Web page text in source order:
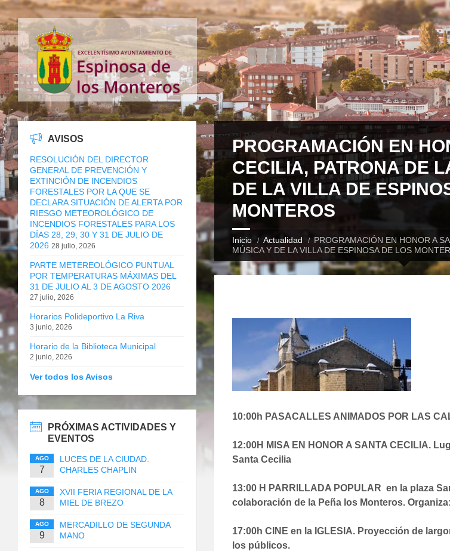
PROGRAMACIÓN EN
CECILIA, PATRONA DE
DE LA VILLA DE
MONTEROS
Inicio Actualidad
PROGRAMACIÓN EN HONOR A
MÚSICA Y DE LA VILLA DE ESPINOSA DE LOS
10:00h PASACALLES ANIMADOS POR LAS
12:00H MISA EN HONOR A SANTA CECILIA.
Santa Cecilia
13:00 H PARRILLADA POPULAR en la plaza
colaboración de la Peña los Monteros.
17:00h CINE en la IGLESIA. Proyección de
los públicos.
AVISOS
RESOLUCIÓN DEL DIRECTOR
GENERAL DE PREVENCIÓN Y
EXTINCIÓN DE INCENDIOS
FORESTALES POR LA QUE SE
DECLARA SITUACIÓN DE ALERTA POR
RIESGO METEOROLÓGICO DE
INCENDIOS FORESTALES PARA LOS
DÍAS 28, 29, 30 Y 31 DE JULIO DE
2026 28 julio, 2026
PARTE METEREOLÓGICO PUNTUAL
POR TEMPERATURAS MÁXIMAS DEL
31 DE JULIO AL 3 DE AGOSTO 2026
27 julio, 2026
Horarios Polideportivo La Riva
3 junio, 2026
Horario de la Biblioteca Municipal
2 junio, 2026
Ver todos los Avisos
PRÓXIMAS ACTIVIDADES Y
EVENTOS
AGO
7
LUCES DE LA CIUDAD.
CHARLES CHAPLIN
AGO
8
XVII FERIA REGIONAL DE LA
MIEL DE BREZO
AGO
9
MERCADILLO DE SEGUNDA
MANO